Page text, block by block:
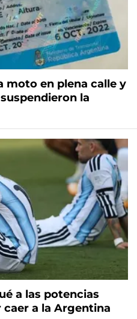
moto en plena calle y
la
a las potencias
caer a la Argentina